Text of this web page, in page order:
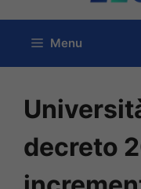
contenuto
Menu
decreto